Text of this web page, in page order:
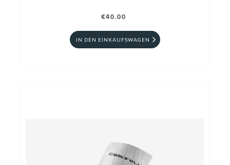
€40.00
IN DEN EINKAUFSWAGEN